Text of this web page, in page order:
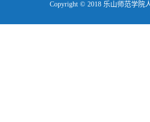
Copyright © 2018 乐山师范学院